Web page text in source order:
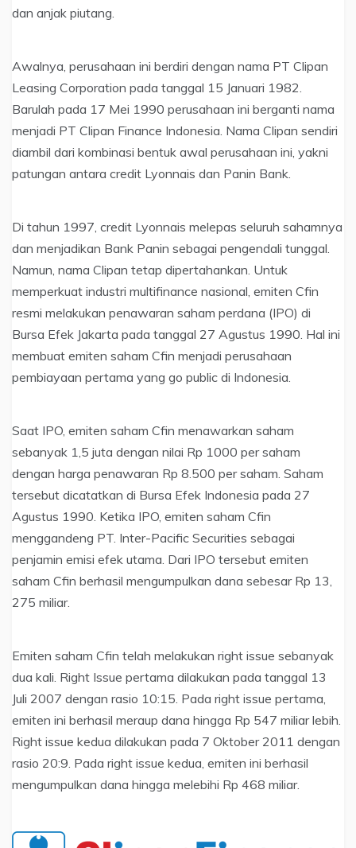
dan anjak piutang.
Awalnya, perusahaan ini berdiri dengan nama PT Clipan
Leasing Corporation pada tanggal 15 Januari 1982.
Barulah pada 17 Mei 1990 perusahaan ini berganti nama
menjadi PT Clipan Finance Indonesia. Nama Clipan sendiri
diambil dari kombinasi bentuk awal perusahaan ini, yakni
patungan antara credit Lyonnais dan Panin Bank.
Di tahun 1997, credit Lyonnais melepas seluruh sahamnya
dan menjadikan Bank Panin sebagai pengendali tunggal.
Namun, nama Clipan tetap dipertahankan. Untuk
memperkuat industri multifinance nasional, emiten Cfin
resmi melakukan penawaran saham perdana (IPO) di
Bursa Efek Jakarta pada tanggal 27 Agustus 1990. Hal ini
membuat emiten saham Cfin menjadi perusahaan
pembiayaan pertama yang go public di Indonesia.
Saat IPO, emiten saham Cfin menawarkan saham
sebanyak 1,5 juta dengan nilai Rp 1000 per saham
dengan harga penawaran Rp 8.500 per saham. Saham
tersebut dicatatkan di Bursa Efek Indonesia pada 27
Agustus 1990. Ketika IPO, emiten saham Cfin
menggandeng PT. Inter-Pacific Securities sebagai
penjamin emisi efek utama. Dari IPO tersebut emiten
saham Cfin berhasil mengumpulkan dana sebesar Rp 13,
275 miliar.
Emiten saham Cfin telah melakukan right issue sebanyak
dua kali. Right Issue pertama dilakukan pada tanggal 13
Juli 2007 dengan rasio 10:15. Pada right issue pertama,
emiten ini berhasil meraup dana hingga Rp 547 miliar lebih.
Right issue kedua dilakukan pada 7 Oktober 2011 dengan
rasio 20:9. Pada right issue kedua, emiten ini berhasil
mengumpulkan dana hingga melebihi Rp 468 miliar.